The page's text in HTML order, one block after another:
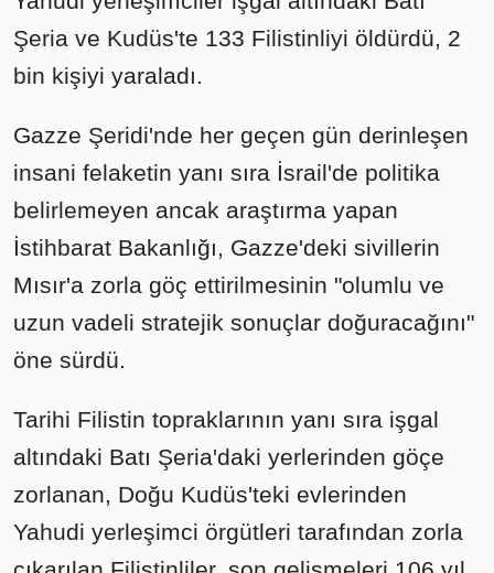
Şeria ve Kudüs'te 133 Filistinliyi öldürdü, 2
bin kişiyi yaraladı.
Gazze Şeridi'nde her geçen gün derinleşen
insani felaketin yanı sıra İsrail'de politika
belirlemeyen ancak araştırma yapan
İstihbarat Bakanlığı, Gazze'deki sivillerin
Mısır'a zorla göç ettirilmesinin "olumlu ve
uzun vadeli stratejik sonuçlar doğuracağını"
öne sürdü.
Tarihi Filistin topraklarının yanı sıra işgal
altındaki Batı Şeria'daki yerlerinden göçe
zorlanan, Doğu Kudüs'teki evlerinden
Yahudi yerleşimci örgütleri tarafından zorla